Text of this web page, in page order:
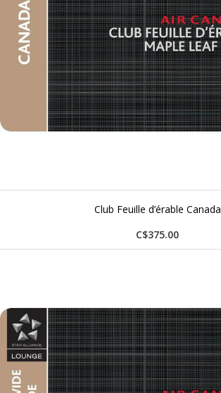
Club Feuille d’érable Canada
C$375.00